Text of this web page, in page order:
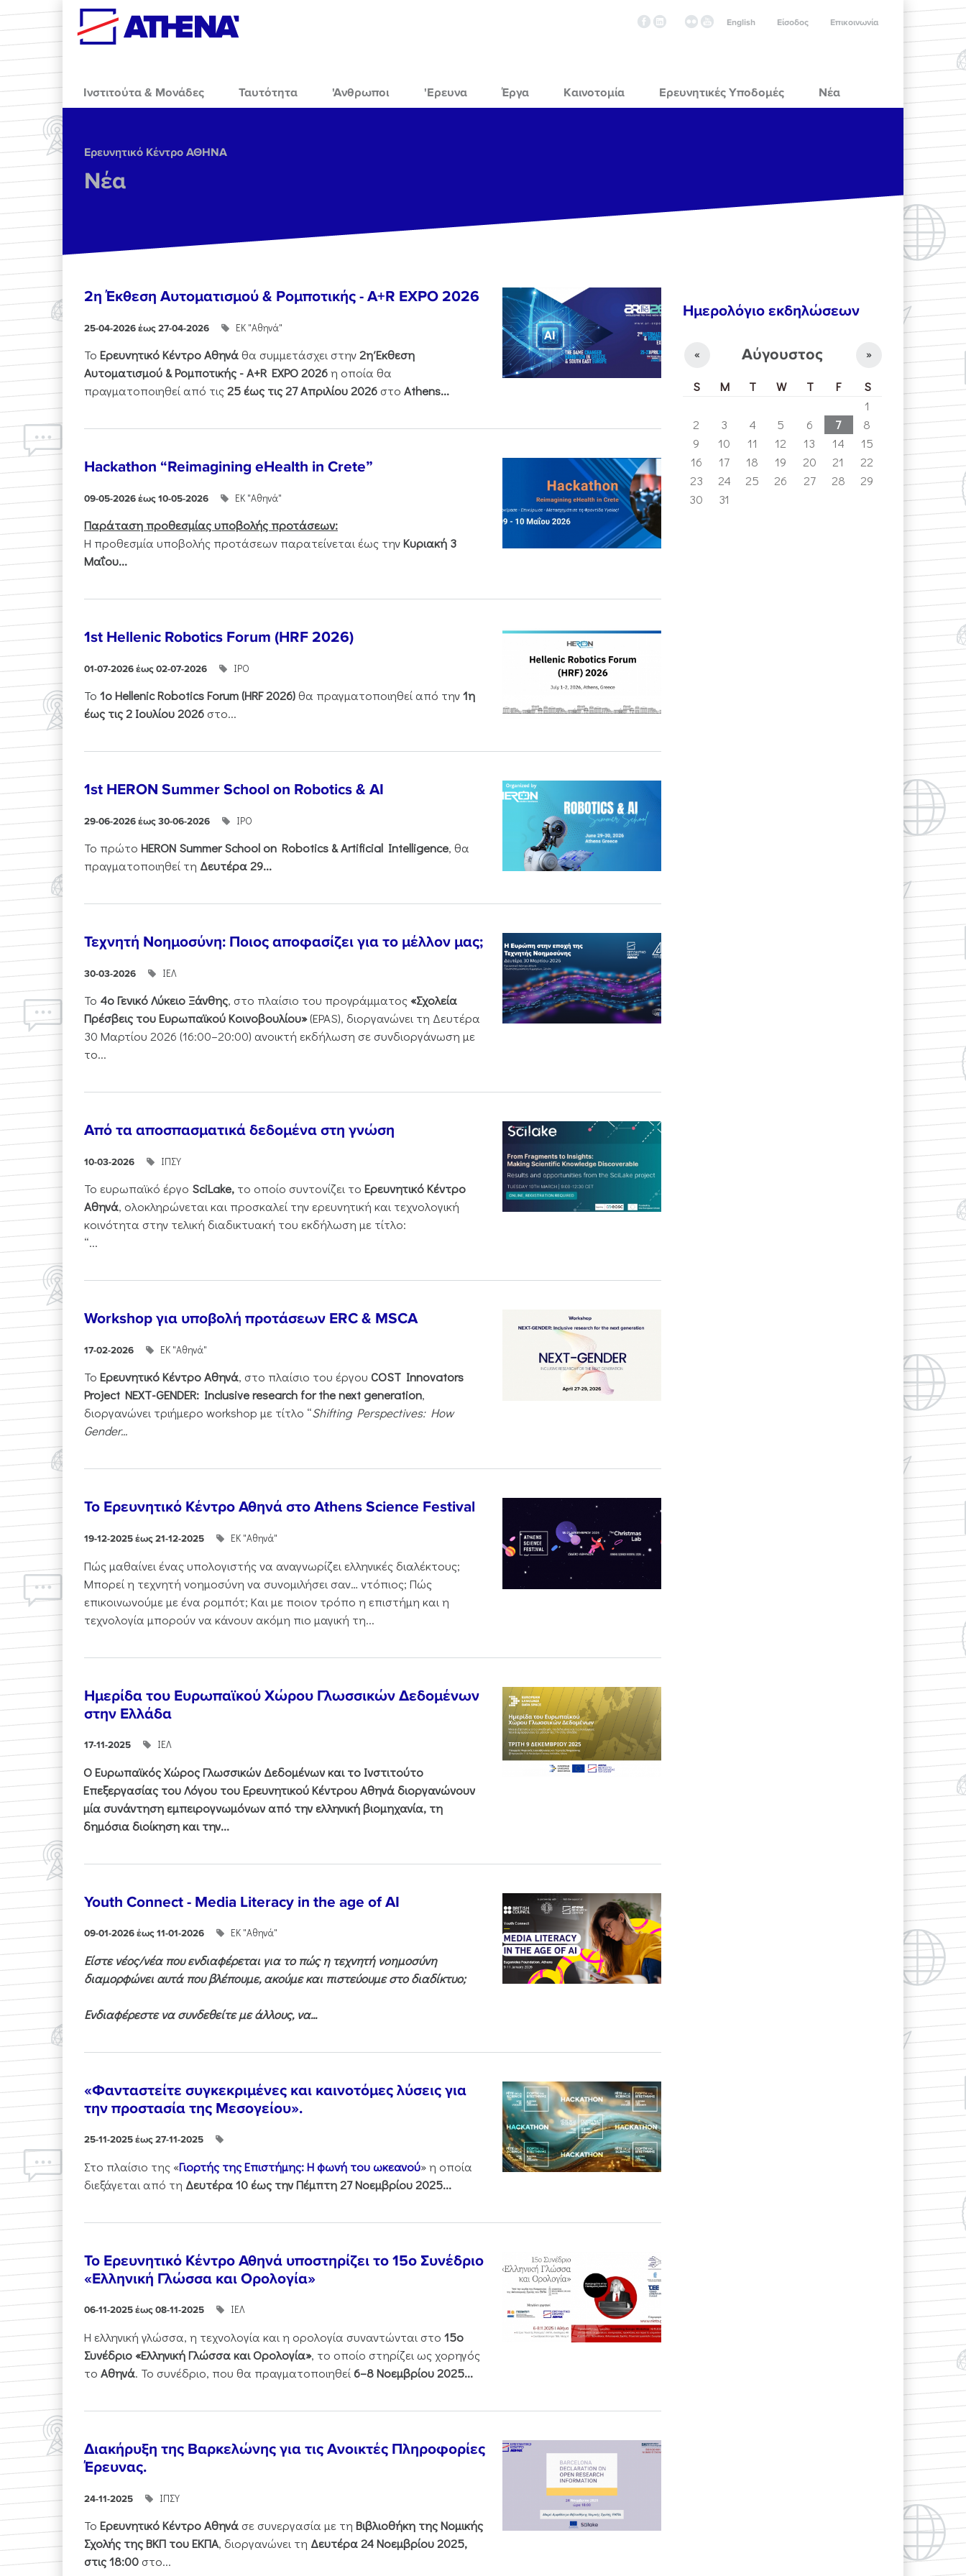
Skip to main content
Επικοινωνία
Είσοδος
English
Ινστιτούτα & Μονάδες Ταυτότητα 'Ανθρωποι 'Ερευνα Έργα Καινοτομία Ερευνητικές Υποδομές Νέα
Ερευνητικό Κέντρο ΑΘΗΝΑ
Νέα
2η Έκθεση Αυτοματισμού & Ρομποτικής - A+R EXPO 2026
25-04-2026 έως 27-04-2026 ΕΚ "Αθηνά"
Το Ερευνητικό Κέντρο Αθηνάθα συμμετάσχει στην2η Έκθεση
Αυτοματισμού & Ρομποτικής - Α+R EXPO 2026η οποία θα
πραγματοποιηθεί από τις25 έως τις 27 Απριλίου 2026 στο Athens...
Hackathon “Reimagining eHealth in Crete”
09-05-2026 έως 10-05-2026 ΕΚ "Αθηνά"
Παράταση προθεσμίας υποβολής προτάσεων:
Η προθεσμία υποβολής προτάσεων παρατείνεται έως τηνΚυριακή 3
Μαΐου...
1st Hellenic Robotics Forum (HRF 2026)
01-07-2026 έως 02-07-2026 ΙΡΟ
Το 1οHellenicRoboticsForum(HRF2026)θα πραγματοποιηθεί από την1η
έως τις 2 Ιουλίου 2026 στο...
1st HERON Summer School on Robotics & AI
29-06-2026 έως 30-06-2026 ΙΡΟ
Το πρώτο HERON SummerSchoolon Robotics &Artificial Intelligence, θα
πραγματοποιηθεί τη Δευτέρα 29...
Τεχνητή Νοημοσύνη: Ποιος αποφασίζει για το μέλλον μας;
30-03-2026 ΙΕΛ
Το 4ο Γενικό Λύκειο Ξάνθης, στο πλαίσιο του προγράμματος«Σχολεία
Πρέσβεις του Ευρωπαϊκού Κοινοβουλίου»(EPAS), διοργανώνει τη Δευτέρα
30 Μαρτίου 2026 (16:00–20:00) ανοικτή εκδήλωση σε συνδιοργάνωση με
το...
Από τα αποσπασματικά δεδομένα στη γνώση
10-03-2026 ΙΠΣΥ
Το ευρωπαϊκό έργο SciLake, το οποίο συντονίζει το Ερευνητικό Κέντρο
Αθηνά, ολοκληρώνεται και προσκαλεί την ερευνητική και τεχνολογική
κοινότητα στην τελική διαδικτυακή του εκδήλωση με τίτλο:
“...
Workshop για υποβολή προτάσεων ERC & MSCA
17-02-2026 ΕΚ "Αθηνά"
Το Ερευνητικό Κέντρο Αθηνά, στο πλαίσιο του έργου COST Innovators
Project NEXT-GENDER: Inclusive research for the next generation,
διοργανώνει τριήμερο workshop με τίτλο “Shifting Perspectives: How
Gender...
Το Ερευνητικό Κέντρο Αθηνά στο Athens Science Festival
19-12-2025 έως 21-12-2025 ΕΚ "Αθηνά"
Πώς μαθαίνει ένας υπολογιστής να αναγνωρίζει ελληνικές διαλέκτους;
Μπορεί η τεχνητή νοημοσύνη να συνομιλήσει σαν… ντόπιος; Πώς
επικοινωνούμε με ένα ρομπότ; Και με ποιον τρόπο η επιστήμη και η
τεχνολογία μπορούν να κάνουν ακόμη πιο μαγική τη...
Ημερίδα του Ευρωπαϊκού Χώρου Γλωσσικών Δεδομένων
στην Ελλάδα
17-11-2025 ΙΕΛ
Ο Ευρωπαϊκός Χώρος Γλωσσικών Δεδομένων και το Ινστιτούτο
Επεξεργασίας του Λόγου του Ερευνητικού Κέντρου Αθηνά διοργανώνουν
μία συνάντηση εμπειρογνωμόνων από την ελληνική βιομηχανία, τη
δημόσια διοίκηση και την...
Youth Connect - Media Literacy in the age of AI
09-01-2026 έως 11-01-2026 ΕΚ "Αθηνά"
Είστε νέος/νέα που ενδιαφέρεται για το πώς η τεχνητή νοημοσύνη
διαμορφώνει αυτά που βλέπουμε, ακούμε και πιστεύουμε στο διαδίκτυο;
Ενδιαφέρεστε να συνδεθείτε με άλλους, να...
«Φανταστείτε συγκεκριμένες και καινοτόμες λύσεις για
την προστασία της Μεσογείου».
25-11-2025 έως 27-11-2025
Στo πλαίσιo της «Γιορτής της Επιστήμης: Η φωνή του ωκεανού» η οποία
διεξάγεται από τη Δευτέρα 10 έως την Πέμπτη 27 Νοεμβρίου 2025...
Το Ερευνητικό Κέντρο Αθηνά υποστηρίζει το 15ο Συνέδριο
«Ελληνική Γλώσσα και Ορολογία»
06-11-2025 έως 08-11-2025 ΙΕΛ
Η ελληνική γλώσσα, η τεχνολογία και η ορολογία συναντώνται στο 15ο
Συνέδριο «Ελληνική Γλώσσα και Ορολογία», το οποίο στηρίζει ως χορηγός
το Αθηνά. Το συνέδριο, που θα πραγματοποιηθεί 6–8 Νοεμβρίου 2025...
Διακήρυξη της Βαρκελώνης για τις Ανοικτές Πληροφορίες
Έρευνας.
24-11-2025 ΙΠΣΥ
Το Ερευνητικό Κέντρο Αθηνά σε συνεργασία με τη Βιβλιοθήκη της Νομικής
Σχολής της ΒΚΠ του ΕΚΠΑ, διοργανώνει τη Δευτέρα 24 Νοεμβρίου 2025,
στις 18:00 στο...
Ημερολόγιο εκδηλώσεων
Αύγουστος
« »
S M T W T F
S
1
2
3 4 5 6 7
8
9
10 11 12 13 14
15
16
17 18 19 20 21
22
23
24 25 26 27 28
29
30
31